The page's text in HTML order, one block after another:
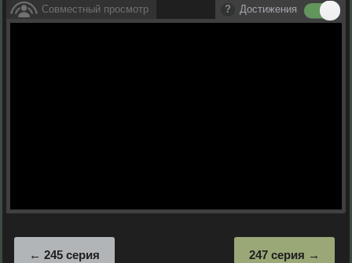
Совместный просмотр Достижения
247 серия
245 серия